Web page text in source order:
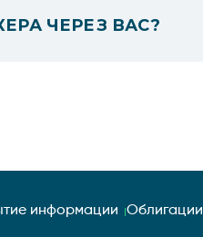
ЧЕРЕЗ ВАС?
информации Облигации